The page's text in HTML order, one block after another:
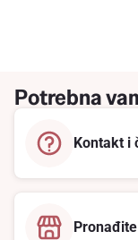
Potrebna
Kontakt i